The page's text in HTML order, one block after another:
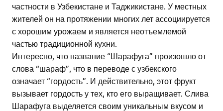
частности в Узбекистане и Таджикистане. У местных
жителей он на протяжении многих лет ассоциируется
с хорошим урожаем и является неотъемлемой
частью традиционной кухни.
Интересно, что название “Шарафуга” произошло от
слова “шараф”, что в переводе с узбекского
означает “гордость”. И действительно, этот фрукт
вызывает гордость у тех, кто его выращивает. Слива
Шарафуга выделяется своим уникальным вкусом и